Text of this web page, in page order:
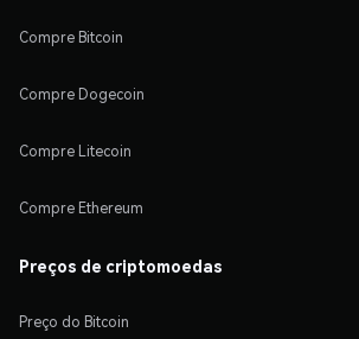
Compre Bitcoin
Compre Dogecoin
Compre Litecoin
Compre Ethereum
Preços de criptomoedas
Preço do Bitcoin